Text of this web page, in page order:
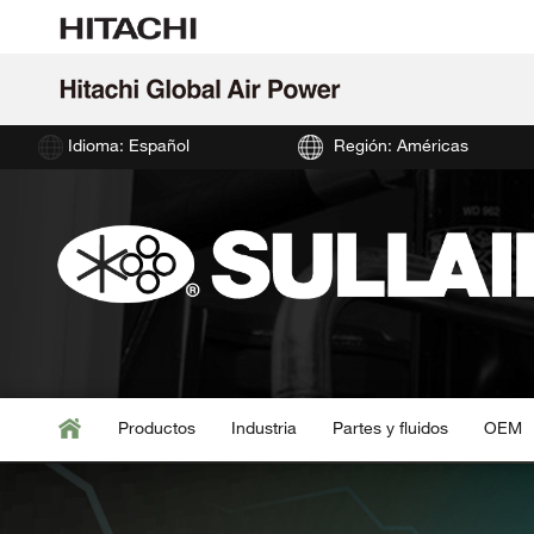
Idioma: Español Región: Américas
Productos Industria Partes y fluidos OEM